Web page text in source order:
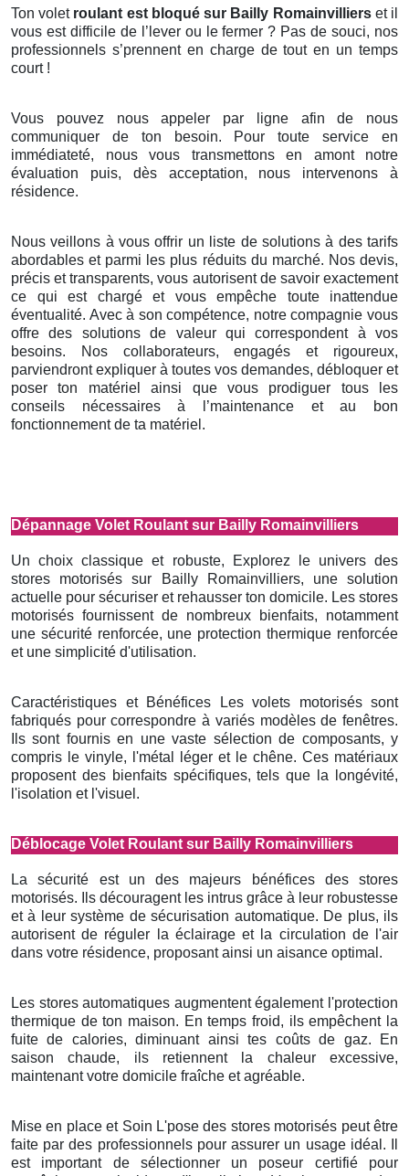
Ton volet roulant est bloqué sur Bailly Romainvillierset il
vous est difficile de l’lever ou le fermer ? Pas de souci, nos
professionnels s’prennent en charge de tout en un temps
court !
Vous pouvez nous appeler par ligne afin de nous
communiquer de ton besoin. Pour toute service en
immédiateté, nous vous transmettons en amont notre
évaluation puis, dès acceptation, nous intervenons à
résidence.
Nous veillons à vous offrir un liste de solutions à des tarifs
abordables et parmi les plus réduits du marché. Nos devis,
précis et transparents, vous autorisent de savoir exactement
ce qui est chargé et vous empêche toute inattendue
éventualité. Avec à son compétence, notre compagnie vous
offre des solutions de valeur qui correspondent à vos
besoins. Nos collaborateurs, engagés et rigoureux,
parviendront expliquer à toutes vos demandes, débloquer et
poser ton matériel ainsi que vous prodiguer tous les
conseils nécessaires à l’maintenance et au bon
fonctionnement de ta matériel.
Dépannage Volet Roulant sur Bailly Romainvilliers
Un choix classique et robuste, Explorez le univers des
stores motorisés sur Bailly Romainvilliers, une solution
actuelle pour sécuriser et rehausser ton domicile. Les stores
motorisés fournissent de nombreux bienfaits, notamment
une sécurité renforcée, une protection thermique renforcée
et une simplicité d'utilisation.
Caractéristiques et Bénéfices Les volets motorisés sont
fabriqués pour correspondre à variés modèles de fenêtres.
Ils sont fournis en une vaste sélection de composants, y
compris le vinyle, l'métal léger et le chêne. Ces matériaux
proposent des bienfaits spécifiques, tels que la longévité,
l'isolation et l'visuel.
Déblocage Volet Roulant sur Bailly Romainvilliers
La sécurité est un des majeurs bénéfices des stores
motorisés. Ils découragent les intrus grâce à leur robustesse
et à leur système de sécurisation automatique. De plus, ils
autorisent de réguler la éclairage et la circulation de l'air
dans votre résidence, proposant ainsi un aisance optimal.
Les stores automatiques augmentent également l'protection
thermique de ton maison. En temps froid, ils empêchent la
fuite de calories, diminuant ainsi tes coûts de gaz. En
saison chaude, ils retiennent la chaleur excessive,
maintenant votre domicile fraîche et agréable.
Mise en place et Soin L'pose des stores motorisés peut être
faite par des professionnels pour assurer un usage idéal. Il
est important de sélectionner un poseur certifié pour